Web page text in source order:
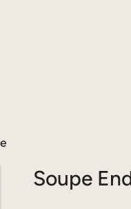
Soupe